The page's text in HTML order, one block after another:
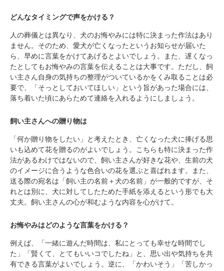
どんなタイミングで声をかける？
人の葬儀とは異なり、犬のお悔やみには特に決まった作法はあり
ません。そのため、愛犬が亡くなったというお知らせが届いた
ら、早めに言葉をかけてあげるとよいでしょう。また、遅くなっ
たとしてもお悔やみの言葉を伝えることは大事です。ただし、飼
い主さん自身の気持ちの整理がついているかをくみ取ることは必
要で、「そっとしておいてほしい」という旨があった場合には、
落ち着いた頃にあらためて連絡を入れるようにしましょう。
飼い主さんへの贈り物は
「何か贈り物をしたい」と考えたとき、亡くなった犬に捧げる思
いも込めて花を贈るのがよいでしょう。こちらも特に決まった作
法があるわけではないので、飼い主さんが好きな花や、生前の犬
のイメージに合うような色合いの花を選ぶと喜ばれます。また、
送る際の宛名は「飼い主の名前＋犬の名前」が一般的ですが、そ
れとは別に、犬に対してしたためた手紙を添えるという形でも大
丈夫。飼い主さんの心が和むような内容を心がけて。
お悔やみはどのような言葉をかける？
例えば、「一緒に遊んだ時間は、私にとっても幸せな時間でし
た」「賢くて、とてもいいコでしたね」と、思い出や気持ちを共
有できる言葉がよいでしょう。逆に、「かわいそう」「苦しかっ